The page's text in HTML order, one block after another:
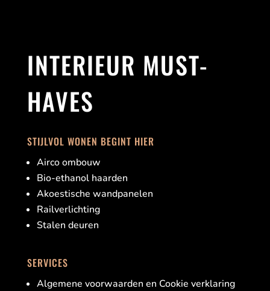
INTERIEUR MUST-
HAVES
STIJLVOL WONEN BEGINT HIER
Airco ombouw
Bio-ethanol haarden
Akoestische wandpanelen
Railverlichting
Stalen deuren
SERVICES
Algemene voorwaarden en Cookie verklaring